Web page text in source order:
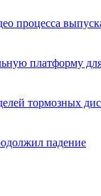
процесса
платформу
тормозных
падение